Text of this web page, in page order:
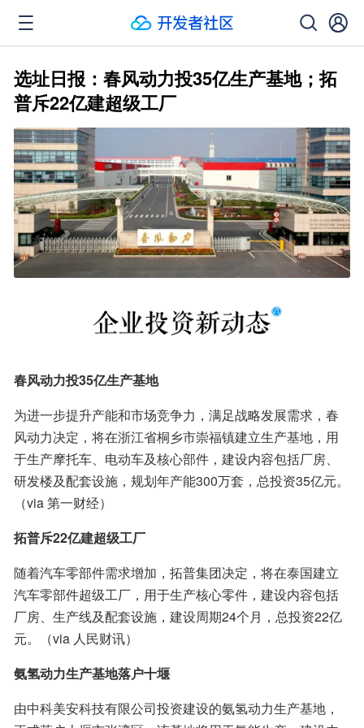
选址日报：春风动力投35亿生产基地；拓
普斥22亿建超级工厂
春风动力投35亿生产基地
为进一步提升产能和市场竞争力，满足战略发展需求，春
风动力决定，将在浙江省桐乡市崇福镇建立生产基地，用
于生产摩托车、电动车及核心部件，建设内容包括厂房、
研发楼及配套设施，规划年产能300万套，总投资35亿元。
（via 第一财经）
拓普斥22亿建超级工厂
随着汽车零部件需求增加，拓普集团决定，将在泰国建立
汽车零部件超级工厂，用于生产核心零件，建设内容包括
厂房、生产线及配套设施，建设周期24个月，总投资22亿
元。（via 人民财讯）
氨氢动力生产基地落户十堰
由中科美安科技有限公司投资建设的氨氢动力生产基地，